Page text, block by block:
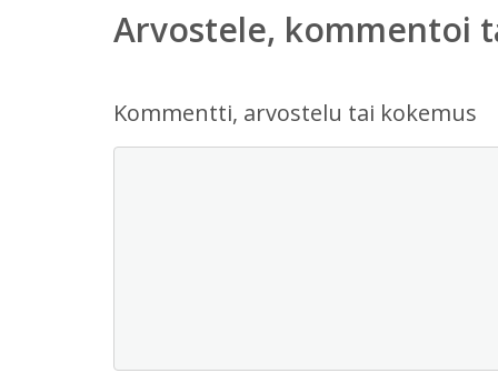
Arvostele, kommentoi
Kommentti, arvostelu tai kokemus